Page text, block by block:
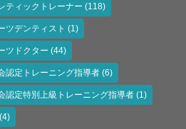
ティックトレーナー (118)
ツデンティスト (1)
ツドクター (44)
認定トレーニング指導者 (6)
認定特別上級トレーニング指導者 (1)
(4)